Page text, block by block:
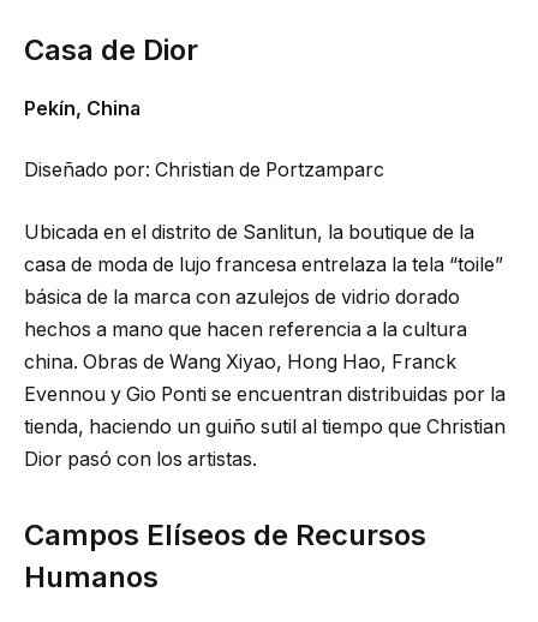
Casa de Dior
Pekín, China
Diseñado por: Christian de Portzamparc
Ubicada en el distrito de Sanlitun, la boutique de la
casa de moda de lujo francesa entrelaza la tela “toile”
básica de la marca con azulejos de vidrio dorado
hechos a mano que hacen referencia a la cultura
china. Obras de Wang Xiyao, Hong Hao, Franck
Evennou y Gio Ponti se encuentran distribuidas por la
tienda, haciendo un guiño sutil al tiempo que Christian
Dior pasó con los artistas.
Campos Elíseos de Recursos
Humanos